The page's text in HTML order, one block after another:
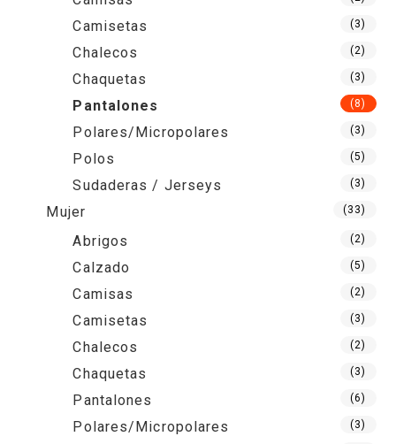
Camisetas (3)
Chalecos (2)
Chaquetas (3)
Pantalones (8)
Polares/Micropolares (3)
Polos (5)
Sudaderas / Jerseys (3)
Mujer (33)
Abrigos (2)
Calzado (5)
Camisas (2)
Camisetas (3)
Chalecos (2)
Chaquetas (3)
Pantalones (6)
Polares/Micropolares (3)